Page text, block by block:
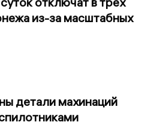
из-за масштабных
детали махинаций